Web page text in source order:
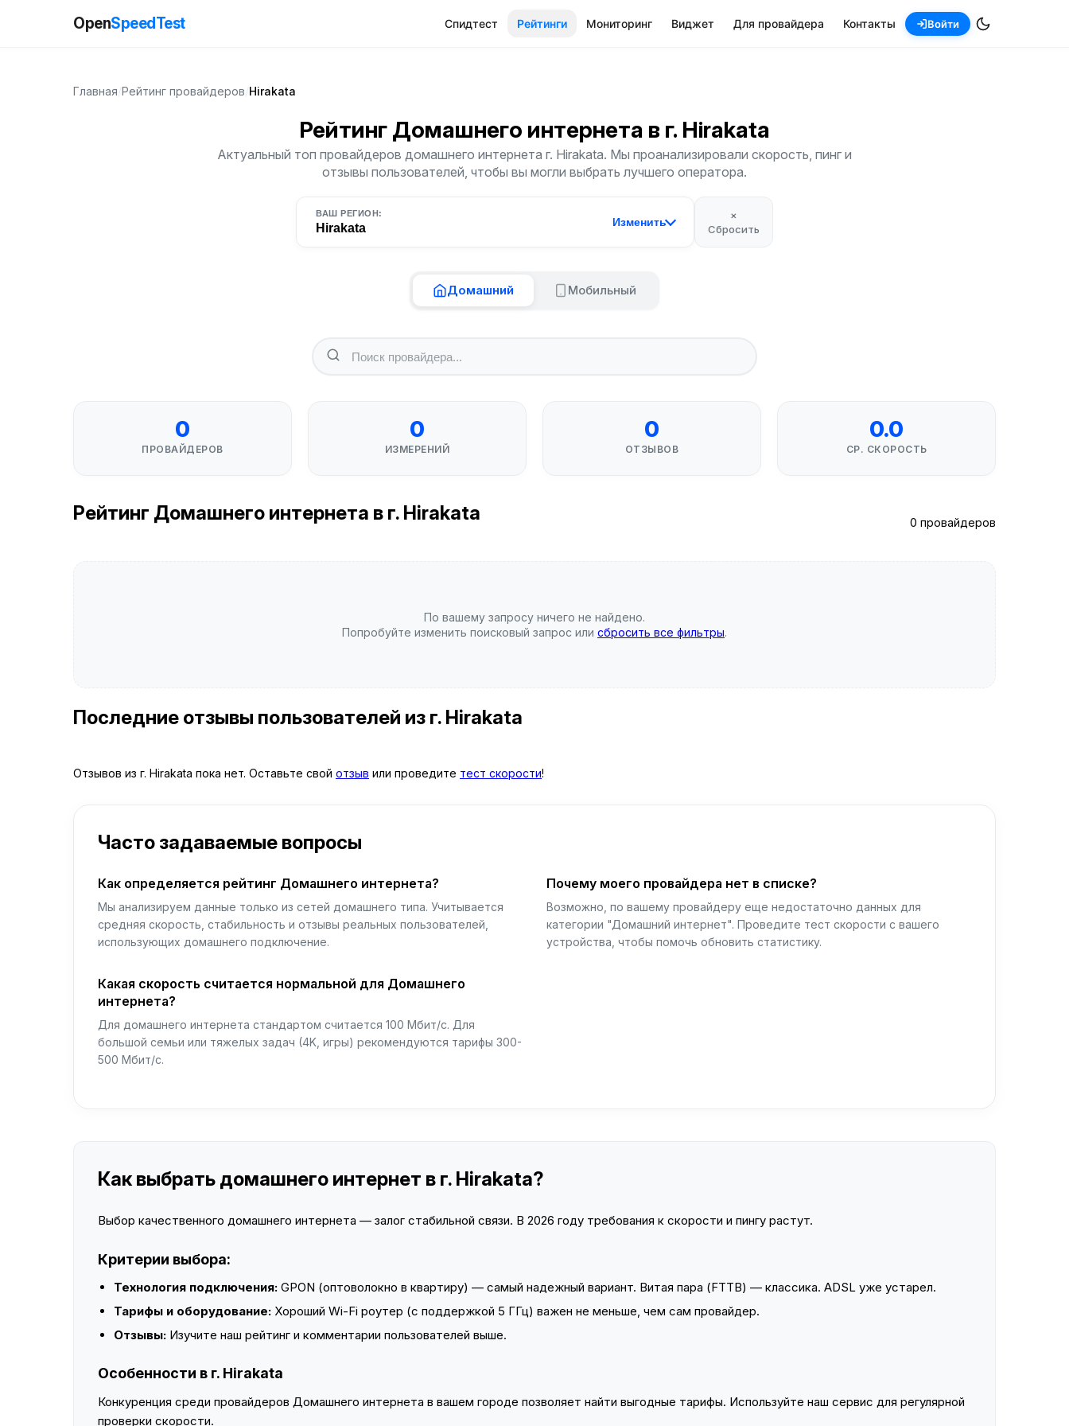
OpenSpeedTest Спидтест Рейтинги Мониторинг Виджет Для провайдера Контакты Войти
Главная Рейтинг провайдеров Hirakata
Рейтинг Домашнего интернета в г. Hirakata
Актуальный топ провайдеров домашнего интернета г. Hirakata. Мы проанализировали скорость, пинг и
отзывы пользователей, чтобы вы могли выбрать лучшего оператора.
ВАШ РЕГИОН:
Hirakata Изменить
×
Сбросить
Домашний Мобильный
0
ПРОВАЙДЕРОВ
0
ИЗМЕРЕНИЙ
0
ОТЗЫВОВ
0.0
СР. СКОРОСТЬ
Рейтинг Домашнего интернета в г. Hirakata 0 провайдеров
По вашему запросу ничего не найдено.
Попробуйте изменить поисковый запрос или сбросить все фильтры.
Последние отзывы пользователей из г. Hirakata
Отзывов из г. Hirakata пока нет. Оставьте свой отзыв или проведите тест скорости!
Часто задаваемые вопросы
Как определяется рейтинг Домашнего интернета?
Мы анализируем данные только из сетей домашнего типа. Учитывается
средняя скорость, стабильность и отзывы реальных пользователей,
использующих домашнего подключение.
Почему моего провайдера нет в списке?
Возможно, по вашему провайдеру еще недостаточно данных для
категории "Домашний интернет". Проведите тест скорости с вашего
устройства, чтобы помочь обновить статистику.
Какая скорость считается нормальной для Домашнего
интернета?
Для домашнего интернета стандартом считается 100 Мбит/с. Для
большой семьи или тяжелых задач (4K, игры) рекомендуются тарифы 300-
500 Мбит/с.
Как выбрать домашнего интернет в г. Hirakata?
Выбор качественного домашнего интернета — залог стабильной связи. В 2026 году требования к скорости и пингу растут.
Критерии выбора:
Технология подключения: GPON (оптоволокно в квартиру) — самый надежный вариант. Витая пара (FTTB) — классика. ADSL уже устарел.
Тарифы и оборудование: Хороший Wi-Fi роутер (с поддержкой 5 ГГц) важен не меньше, чем сам провайдер.
Отзывы: Изучите наш рейтинг и комментарии пользователей выше.
Особенности в г. Hirakata
Конкуренция среди провайдеров Домашнего интернета в вашем городе позволяет найти выгодные тарифы. Используйте наш сервис для регулярной
проверки скорости.